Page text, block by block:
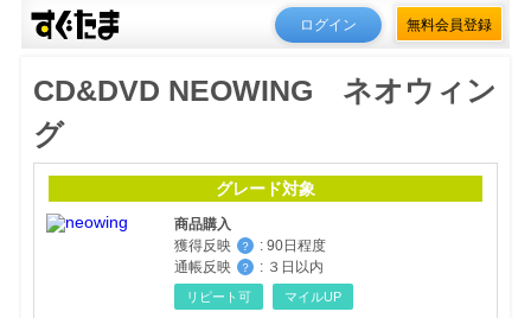
ログイン 無料会員登録
CD&DVD NEOWING ネオウィン
グ
グレード対象
商品購入
獲得反映
？ : 90日程度
通帳反映
？ : ３日以内
リピート可 マイルUP